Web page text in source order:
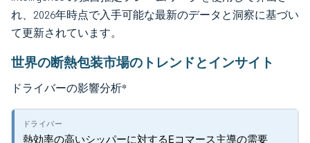
れ、2026年時点で入手可能な最新のデータと洞察に基づい
て更新されています。
世界の断熱包装市場のトレンドとインサイト
ドライバーの影響分析*
熱効率の高いシッパーに対するEコマース主導の需要